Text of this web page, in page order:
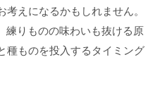
えになるかもしれません。
練りものの味わいも抜ける原
種ものを投入するタイミング